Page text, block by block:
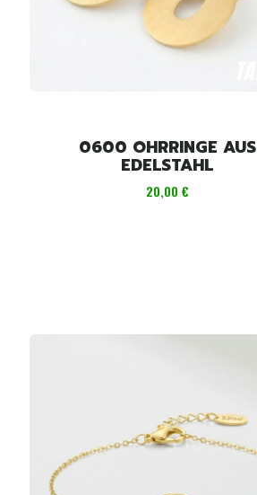
0600 OHRRINGE AUS
EDELSTAHL
Preis
20,00 €